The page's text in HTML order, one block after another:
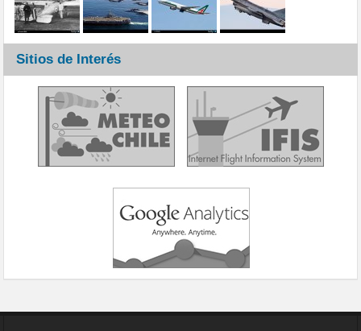
Sitios de Interés